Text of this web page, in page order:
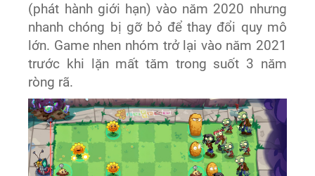
(phát hành giới hạn) vào năm 2020 nhưng
nhanh chóng bị gỡ bỏ để thay đổi quy mô
lớn. Game nhen nhóm trở lại vào năm 2021
trước khi lặn mất tăm trong suốt 3 năm
ròng rã.